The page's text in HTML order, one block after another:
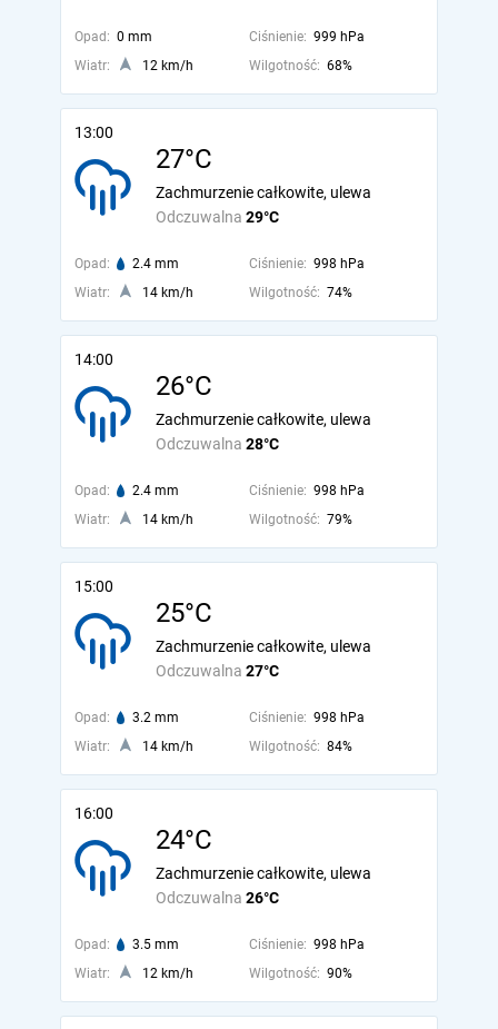
Opad: 0 mm Ciśnienie: 999 hPa
Wiatr:
12 km/h Wilgotność: 68%
13:00
27°C
Odczuwalna 29°C
Zachmurzenie całkowite, ulewa
Opad: 2.4 mm Ciśnienie: 998 hPa
Wiatr:
14 km/h Wilgotność: 74%
14:00
26°C
Odczuwalna 28°C
Zachmurzenie całkowite, ulewa
Opad: 2.4 mm Ciśnienie: 998 hPa
Wiatr:
14 km/h Wilgotność: 79%
15:00
25°C
Odczuwalna 27°C
Zachmurzenie całkowite, ulewa
Opad: 3.2 mm Ciśnienie: 998 hPa
Wiatr:
14 km/h Wilgotność: 84%
16:00
24°C
Odczuwalna 26°C
Zachmurzenie całkowite, ulewa
Opad: 3.5 mm Ciśnienie: 998 hPa
Wiatr:
12 km/h Wilgotność: 90%